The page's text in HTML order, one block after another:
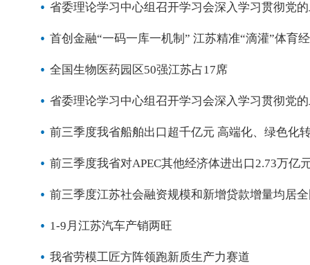
省委理论学习中心组召开学习会深入学习贯彻党
首创金融“一码一库一机制” 江苏精准“滴灌”体育
全国生物医药园区50强江苏占17席
省委理论学习中心组召开学习会深入学习贯彻党
前三季度我省船舶出口超千亿元 高端化、绿色化
前三季度我省对APEC其他经济体进出口2.73万亿
前三季度江苏社会融资规模和新增贷款增量均居
1-9月江苏汽车产销两旺
我省劳模工匠方阵领跑新质生产力赛道